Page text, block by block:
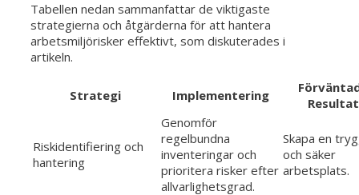
Tabellen nedan sammanfattar de viktigaste
strategierna och åtgärderna för att hantera
arbetsmiljörisker effektivt, som diskuterades i
artikeln.
Strategi Implementering
Resultat
Riskidentifiering och
hantering
Genomför
regelbundna
inventeringar och
prioritera risker efter
allvarlighetsgrad.
Skapa en
och säker
arbetsplats.